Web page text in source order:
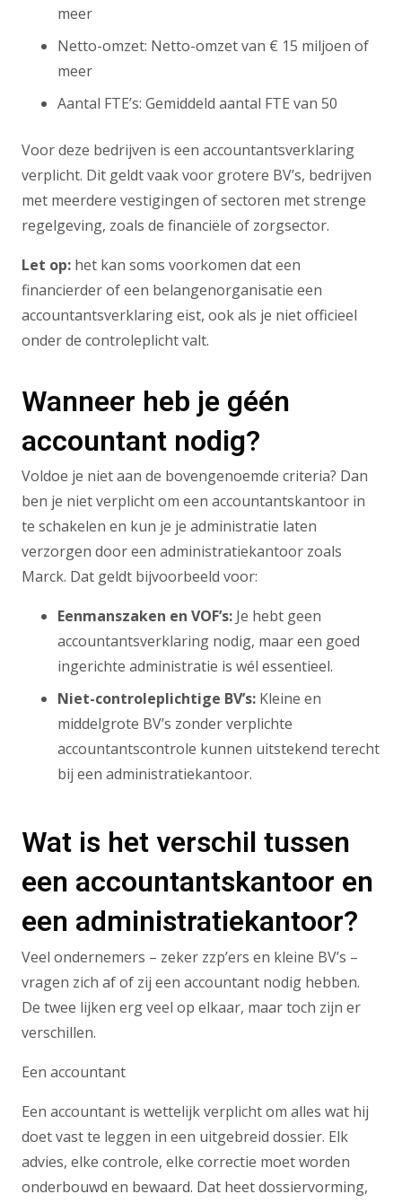
meer
Netto-omzet: Netto-omzet van € 15 miljoen of
meer
Aantal FTE’s: Gemiddeld aantal FTE van 50
Voor deze bedrijven is een accountantsverklaring
verplicht. Dit geldt vaak voor grotere BV’s, bedrijven
met meerdere vestigingen of sectoren met strenge
regelgeving, zoals de financiële of zorgsector.
Let op: het kan soms voorkomen dat een
financierder of een belangenorganisatie een
accountantsverklaring eist, ook als je niet officieel
onder de controleplicht valt.
Wanneer heb je géén
accountant nodig?
Voldoe je niet aan de bovengenoemde criteria? Dan
ben je niet verplicht om een accountantskantoor in
te schakelen en kun je je administratie laten
verzorgen door een administratiekantoor zoals
Marck. Dat geldt bijvoorbeeld voor:
Eenmanszaken en VOF’s: Je hebt geen
accountantsverklaring nodig, maar een goed
ingerichte administratie is wél essentieel.
Niet-controleplichtige BV’s: Kleine en
middelgrote BV’s zonder verplichte
accountantscontrole kunnen uitstekend terecht
bij een administratiekantoor.
Wat is het verschil tussen
een accountantskantoor en
een administratiekantoor?
Veel ondernemers – zeker zzp’ers en kleine BV’s –
vragen zich af of zij een accountant nodig hebben.
De twee lijken erg veel op elkaar, maar toch zijn er
verschillen.
Een accountant
Een accountant is wettelijk verplicht om alles wat hij
doet vast te leggen in een uitgebreid dossier. Elk
advies, elke controle, elke correctie moet worden
onderbouwd en bewaard. Dat heet dossiervorming,